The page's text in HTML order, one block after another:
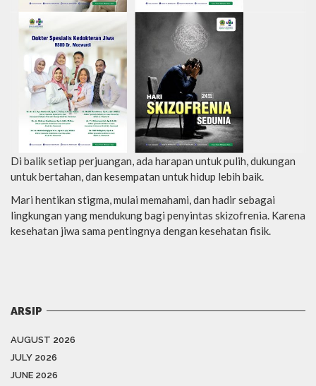
Di balik setiap perjuangan, ada harapan untuk pulih, dukungan
untuk bertahan, dan kesempatan untuk hidup lebih baik.
Mari hentikan stigma, mulai memahami, dan hadir sebagai
lingkungan yang mendukung bagi penyintas skizofrenia. Karena
kesehatan jiwa sama pentingnya dengan kesehatan fisik.
ARSIP
AUGUST 2026
JULY 2026
JUNE 2026